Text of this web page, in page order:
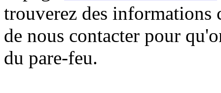
trouverez des informations
de nous contacter pour
du pare-feu.